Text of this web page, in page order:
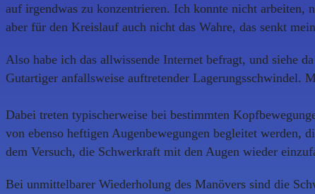
auf irgendwas zu konzentrieren. Ich konnte nicht arbeiten,
aber für den Kreislauf auch nicht das Wahre, das senkt
Also habe ich das allwissende Internet befragt, und siehe
Gutartiger anfallsweise auftretender Lagerungsschwindel.
Dabei treten typischerweise bei bestimmten
von ebenso heftigen Augenbewegungen begleitet werden,
dem Versuch, die Schwerkraft mit den Augen wieder
Bei unmittelbarer Wiederholung des Manövers sind die